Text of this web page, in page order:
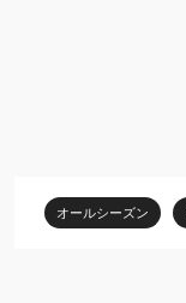
オールシーズン